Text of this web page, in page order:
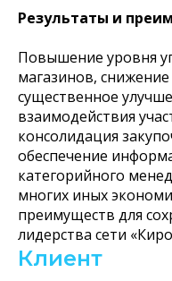
Результаты и
Повышение уровня
магазинов,
существенное
взаимодействия
консолидация
обеспечение
категорийного
многих иных
преимуществ для
лидерства сети
Клиент